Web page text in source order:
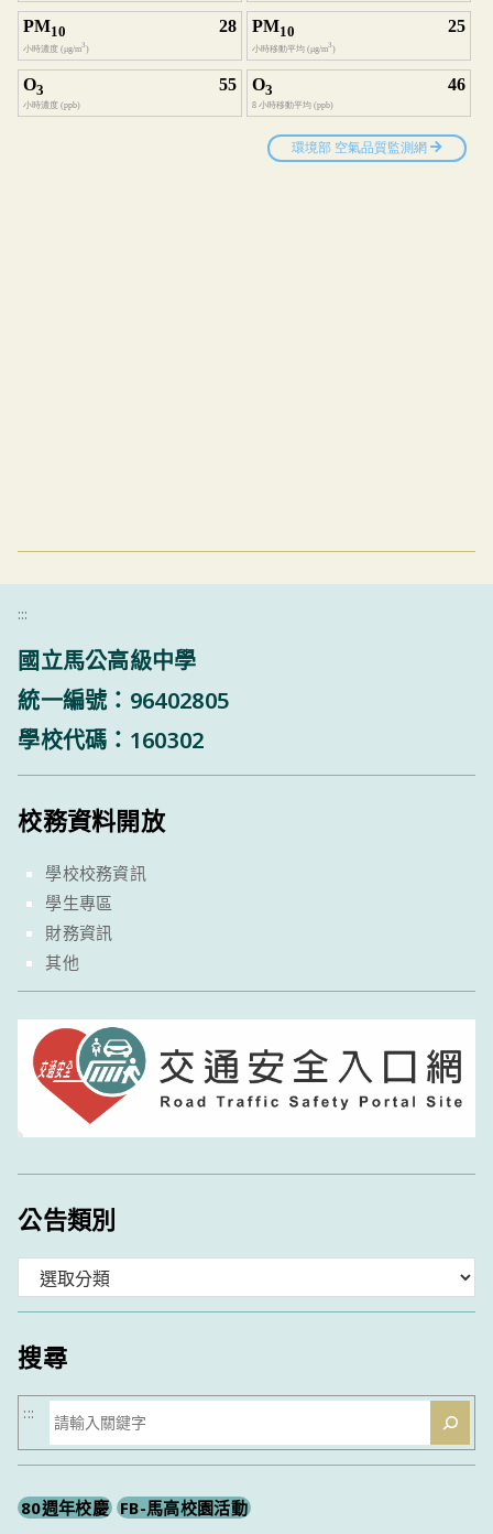
:::
國立馬公高級中學
統一編號：96402805
學校代碼：160302
校務資料開放
學校校務資訊
學生專區
財務資訊
其他
公告類別
類
搜尋
搜
尋
:::
80週年校慶 FB-馬高校園活動